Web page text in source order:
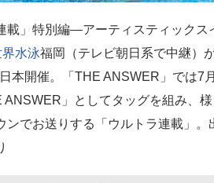
載」特別編―アーティスティックス
水泳福岡（テレビ朝日系で中継）
本開催。「THE ANSWER」では7
ANSWER」としてタッグを組み、
ンでお送りする「ウルトラ連載」。